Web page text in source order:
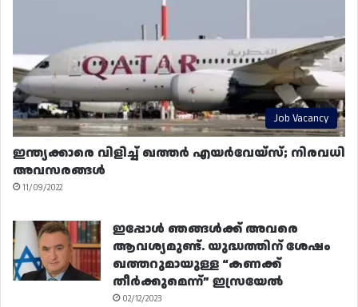
Job Vacancy
ഇന്ത്യക്കാരെ വിളിച്ച് ഖത്തർ എയർവേയ്‌സ്; നിരവധി
അവസരങ്ങൾ
11/09/2022
ഇപ്പോൾ ഞങ്ങൾക്ക് അവരെ
ആവശ്യമുണ്ട്. യുദ്ധത്തിന് ശേഷം
ഖത്തറുമായുള്ള “കണക്ക്
തീർക്കുമെന്ന്” ഇസ്രയേൽ
02/12/2023